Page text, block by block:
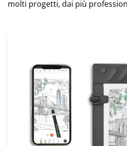
molti progetti, dai più